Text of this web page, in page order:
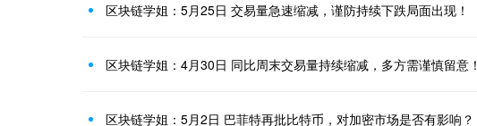
区块链学姐：5月25日 交易量急速缩减，谨防持续下跌局面出现！
区块链学姐：4月30日 同比周末交易量持续缩减，多方需谨慎留意！
区块链学姐：5月2日 巴菲特再批比特币，对加密市场是否有影响？